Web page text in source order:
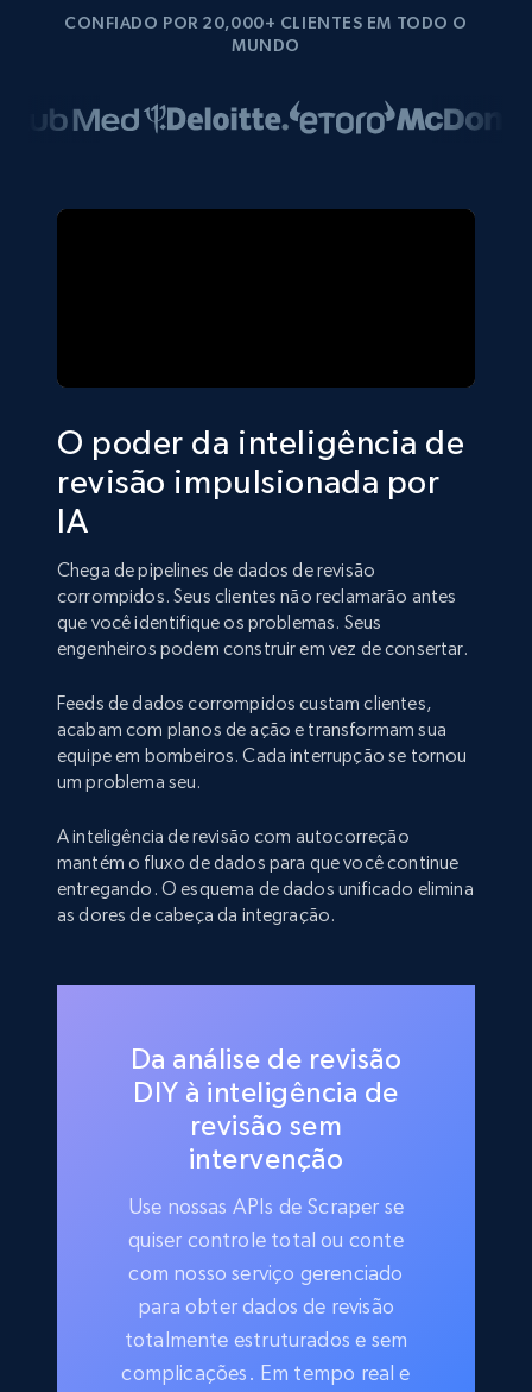
CONFIADO POR 20,000+ CLIENTES EM TODO O
MUNDO
O poder da inteligência de
revisão impulsionada por
IA
Chega de pipelines de dados de revisão
corrompidos. Seus clientes não reclamarão antes
que você identifique os problemas. Seus
engenheiros podem construir em vez de consertar.
Feeds de dados corrompidos custam clientes,
acabam com planos de ação e transformam sua
equipe em bombeiros. Cada interrupção se tornou
um problema seu.
A inteligência de revisão com autocorreção
mantém o fluxo de dados para que você continue
entregando. O esquema de dados unificado elimina
as dores de cabeça da integração.
Da análise de revisão
DIY à inteligência de
revisão sem
intervenção
Use nossas APIs de Scraper se
quiser controle total ou conte
com nosso serviço gerenciado
para obter dados de revisão
totalmente estruturados e sem
complicações. Em tempo real e